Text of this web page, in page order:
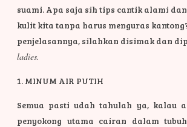
suami. Apa saja sih tips cantik alami
kulit kita tanpa harus menguras
penjelasannya, silahkan disimak dan
ladies.
1. MINUM AIR PUTIH
Semua pasti udah tahulah ya, kalau
penyokong utama cairan dalam